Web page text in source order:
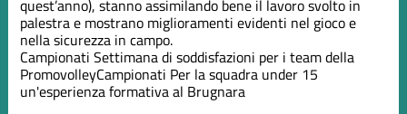
quest’anno), stanno assimilando bene il lavoro svolto in
palestra e mostrano miglioramenti evidenti nel gioco e
nella sicurezza in campo.
Campionati Settimana di soddisfazioni per i team della
PromovolleyCampionati Per la squadra under 15
un'esperienza formativa al Brugnara